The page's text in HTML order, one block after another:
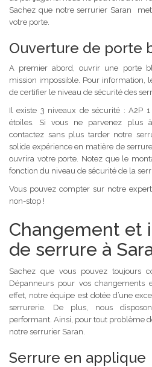
Sachez que notre serrurier Saran
votre porte.
Ouverture de porte
A premier abord, ouvrir une porte
mission impossible. Pour information,
de certifier le niveau de sécurité des
Il existe 3 niveaux de sécurité : A2P
étoiles. Si vous ne parvenez plus
contactez sans plus tarder notre
solide expérience en matière de
ouvrira votre porte. Notez que le
fonction du niveau de sécurité de la
Vous pouvez compter sur notre
non-stop !
Changement et
de serrure à
Sachez que vous pouvez toujours
Dépanneurs pour vos changements
effet, notre équipe est dotée d’une
serrurerie. De plus, nous
performant. Ainsi, pour tout problème
notre serrurier Saran.
Serrure en applique